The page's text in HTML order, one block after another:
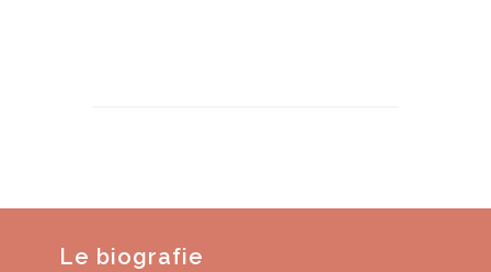
Le biografie